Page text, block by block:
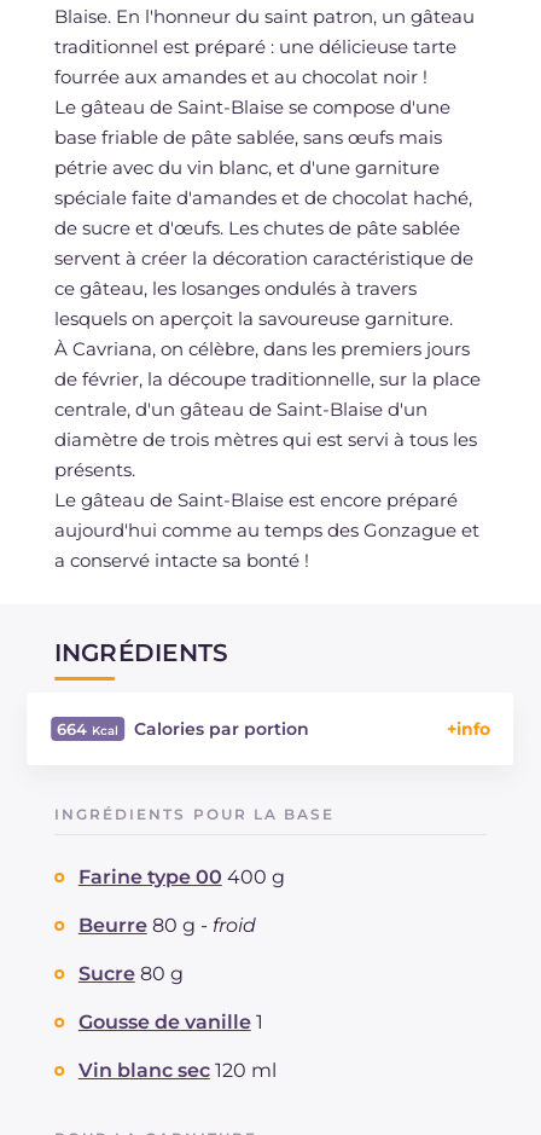
Blaise. En l'honneur du saint patron, un gâteau
traditionnel est préparé : une délicieuse tarte
fourrée aux amandes et au chocolat noir !
Le gâteau de Saint-Blaise se compose d'une
base friable de pâte sablée, sans œufs mais
pétrie avec du vin blanc, et d'une garniture
spéciale faite d'amandes et de chocolat haché,
de sucre et d'œufs. Les chutes de pâte sablée
servent à créer la décoration caractéristique de
ce gâteau, les losanges ondulés à travers
lesquels on aperçoit la savoureuse garniture.
À Cavriana, on célèbre, dans les premiers jours
de février, la découpe traditionnelle, sur la place
centrale, d'un gâteau de Saint-Blaise d'un
diamètre de trois mètres qui est servi à tous les
présents.
Le gâteau de Saint-Blaise est encore préparé
aujourd'hui comme au temps des Gonzague et
a conservé intacte sa bonté !
INGRÉDIENTS
664 Calories par portion
Graisses
dont acides gras saturés
Cholestérol
Sodium
INGRÉDIENTS POUR LA BASE
Farine type 00 400 g
Beurre 80 g - froid
Sucre 80 g
Gousse de vanille 1
Vin blanc sec 120 ml